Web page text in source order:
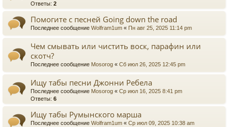
Ответы: 2
Помогите с песней Going down the road
Последнее сообщение Wolfram1um « Пн авг 25, 2025 11:14 pm
Чем смывать или чистить воск, парафин или
скотч?
Последнее сообщение Mosorog « Сб июл 26, 2025 12:45 pm
Ищу табы песни Джонни Ребела
Последнее сообщение Mosorog « Ср июл 16, 2025 8:41 pm
Ответы: 6
Ищу табы Румынского марша
Последнее сообщение Wolfram1um « Ср июл 09, 2025 10:38 am